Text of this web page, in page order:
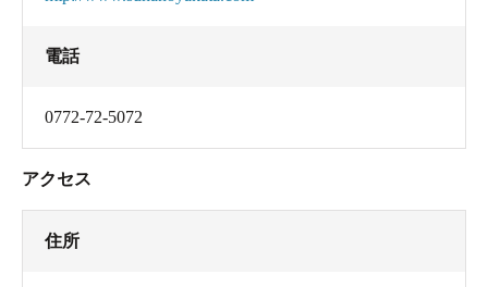
電話
0772-72-5072
アクセス
住所